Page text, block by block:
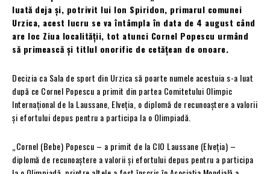
luată deja și, potrivit lui Ion Spiridon, primarul comunei
Urzica, acest lucru se va întâmpla în data de 4 august când
are loc Ziua localității, tot atunci Cornel Popescu urmând
să primească și titlul onorific de cetățean de onoare.
Decizia ca Sala de sport din Urzica să poarte numele acestuia s-a luat
după ce Cornel Popescu a primit din partea Comitetului Olimpic
Internațional de la Laussane, Elveția, o diplomă de recunoaștere a valorii
și efortului depus pentru a participa la o Olimpiadă.
„Cornel (Bebe) Popescu – a primit de la CIO Laussane (Elveția) –
diplomă de recunoaștere a valorii și efortului depus pentru a participa